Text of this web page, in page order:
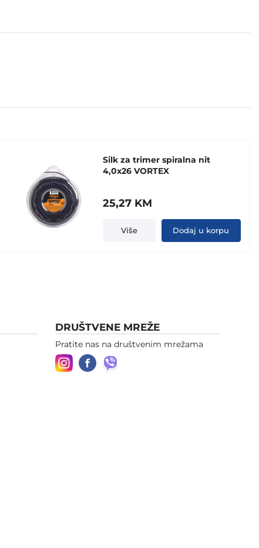
Silk za trimer spiralna nit
4,0x26 VORTEX
25,27 KM
Više Dodaj u korpu
DRUŠTVENE MREŽE
Pratite nas na društvenim mrežama